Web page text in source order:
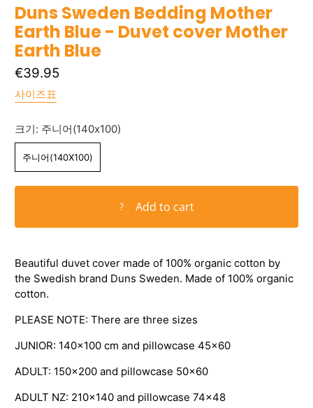
Duns Sweden Bedding Mother
Earth Blue - Duvet cover Mother
Earth Blue
€39.95
사이즈표
크기: 주니어(140x100)
주니어(140X100)
? Add to cart
Beautiful duvet cover made of 100% organic cotton by
the Swedish brand Duns Sweden. Made of 100% organic
cotton.
PLEASE NOTE: There are three sizes
JUNIOR: 140x100 cm and pillowcase 45x60
ADULT: 150x200 and pillowcase 50x60
ADULT NZ: 210x140 and pillowcase 74x48